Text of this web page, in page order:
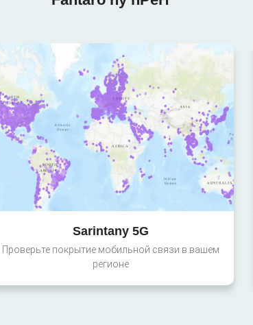
Sarintany 5G
Проверьте покрытие мобильной связи в вашем
регионе